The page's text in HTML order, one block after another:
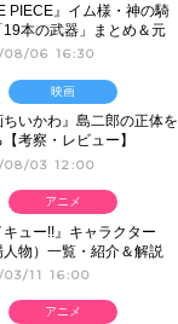
PIECE』イム様・神の騎
19本の武器」まとめ＆元
06 16:30
ちいかわ』島二郎の正体を
考察・レビュー】
03 12:00
映画
キュー!!』キャラクター
人物）一覧・紹介＆解説
11 16:00
アニメ
アニメ